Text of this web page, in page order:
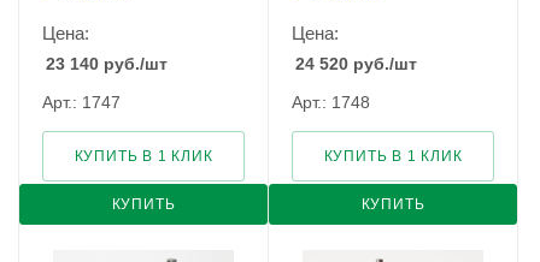
Цена:
23 140 руб./шт
Арт.: 1747
КУПИТЬ
КУПИТЬ В 1 КЛИК
Цена:
24 520 руб./шт
Арт.: 1748
КУПИТЬ
КУПИТЬ В 1 КЛИК